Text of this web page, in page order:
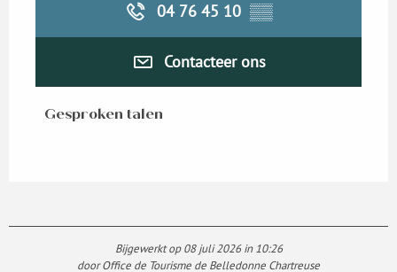
04 76 45 10 ▒▒
Contacteer ons
Gesproken talen
Gesproken talen
Bijgewerkt op 08 juli 2026 in 10:26
door Office de Tourisme de Belledonne Chartreuse